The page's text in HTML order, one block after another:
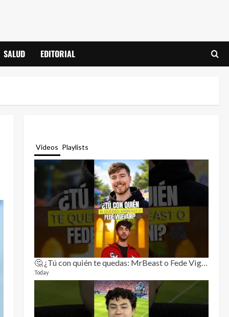
SALUD EDITORIAL
Videos Playlists
🤔 ¿Tú con quién te quedas: MrBeast o Fede Vigevani?🎥🔥
Today
3